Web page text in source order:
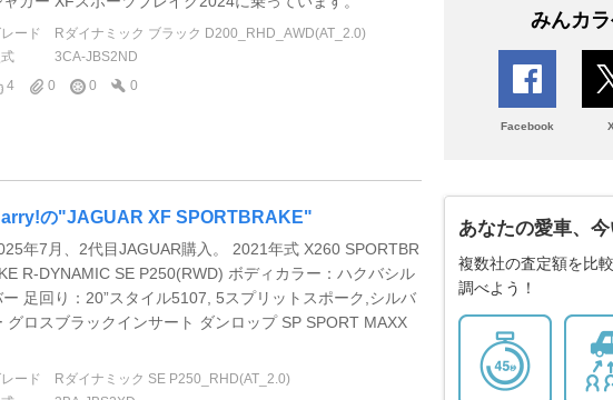
ード
Rダイナミック ブラック D200_RHD_AWD(AT_2.0)
3CA-JBS2ND
4
0 0 0
の"JAGUAR XF SPORTBRAKE"
年7月、2代目JAGUAR購入。 2021年式 X260 SPORTBR
R-DYNAMIC SE P250(RWD) ボディカラー：ハクバシル
ー 足回り：20”スタイル5107, 5スプリットスポーク,シルバ
グロスブラックインサート ダンロップ SP SPORT MAXX
ード
Rダイナミック SE P250_RHD(AT_2.0)
みんカ
Facebook
あなたの愛車、今
複数社の査定額を比
調べよう！